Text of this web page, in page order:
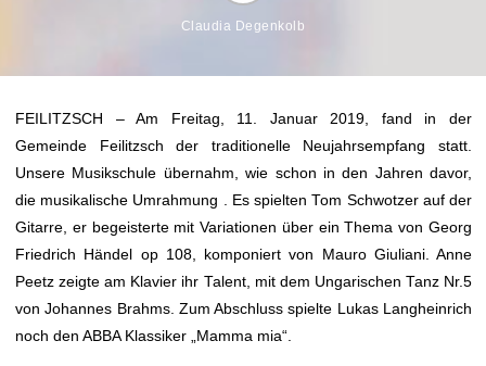
Claudia Degenkolb
FEILITZSCH – Am Freitag, 11. Januar 2019, fand in der
Gemeinde Feilitzsch der traditionelle Neujahrsempfang statt.
Unsere Musikschule übernahm, wie schon in den Jahren davor,
die musikalische Umrahmung . Es spielten Tom Schwotzer auf der
Gitarre, er begeisterte mit Variationen über ein Thema von Georg
Friedrich Händel op 108, komponiert von Mauro Giuliani. Anne
Peetz zeigte am Klavier ihr Talent, mit dem Ungarischen Tanz Nr.5
von Johannes Brahms. Zum Abschluss spielte Lukas Langheinrich
noch den ABBA Klassiker „Mamma mia“.